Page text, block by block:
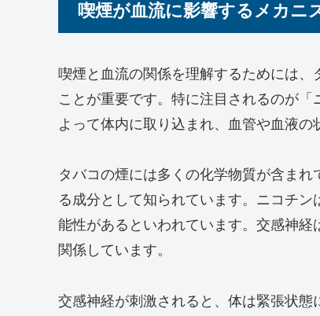
喫煙が血流に影響するメカニ
喫煙と血流の関係を理解するためには
ことが重要です。特に注目されるのが
よって体内に取り込まれ、血管や血液の
タバコの煙には多くの化学物質が含ま
る成分として知られています。ニコチ
能性があるといわれています。交感神
関係しています。
交感神経が刺激されると、体は緊張状